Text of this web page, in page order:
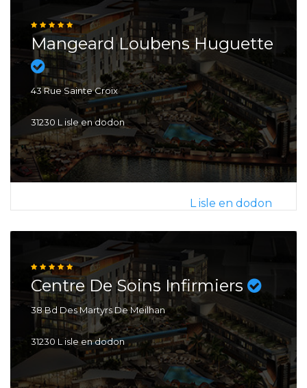
Mangeard Loubens Huguette
43 Rue Sainte Croix
31230 L isle en dodon
L isle en dodon
Centre De Soins Infirmiers
38 Bd Des Martyrs De Meilhan
31230 L isle en dodon